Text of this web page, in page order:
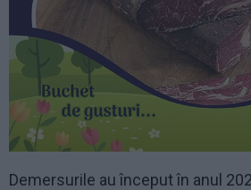
Demersurile au început în anul